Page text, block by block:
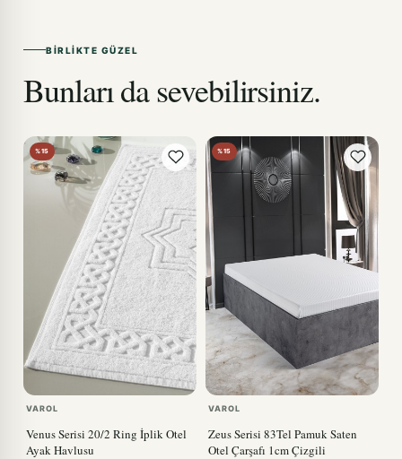
BIRLIKTE GÜZEL
Bunları da sevebilirsiniz.
%15
VAROL
Venus Serisi 20/2 Ring İplik Otel
Ayak Havlusu
%15
VAROL
Zeus Serisi 83Tel Pamuk Saten
Otel Çarşafı 1cm Çizgili